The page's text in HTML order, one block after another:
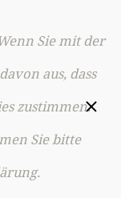
Sie mit der
aus, dass
zustimmen.
Sie bitte